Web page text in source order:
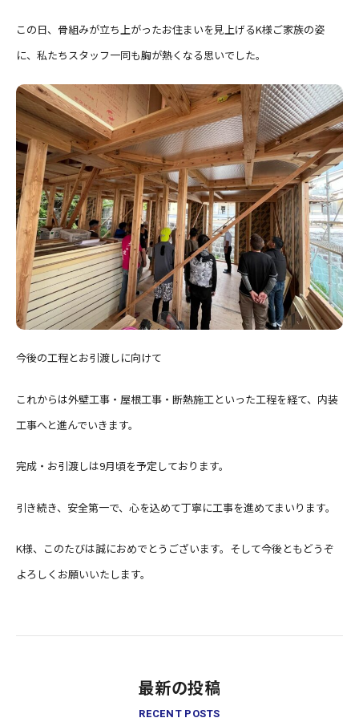
この日、骨組みが立ち上がったお住まいを見上げるK様ご家族の姿
に、私たちスタッフ一同も胸が熱くなる思いでした。
今後の工程とお引渡しに向けて
これからは外壁工事・屋根工事・断熱施工といった工程を経て、内装
工事へと進んでいきます。
完成・お引渡しは9月頃を予定しております。
引き続き、安全第一で、心を込めて丁寧に工事を進めてまいります。
K様、このたびは誠におめでとうございます。そして今後ともどうぞ
よろしくお願いいたします。
最新の投稿
RECENT POSTS